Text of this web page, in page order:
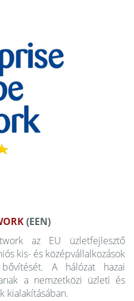
(EEN)
az EU üzletfejlesztő
kis- és középvállalkozások
A hálózat hazai
a nemzetközi üzleti és
kialakításában.